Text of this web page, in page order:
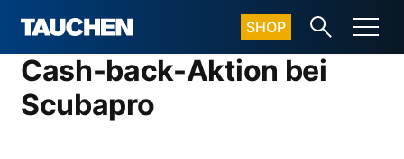
SHOP
Cash-back-Aktion bei
Scubapro